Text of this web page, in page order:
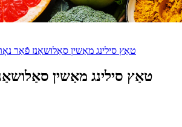
טאַץ סילינג מאַשין סאַלושאַנז פֿאַר
טאַץ סילינג מאַשין